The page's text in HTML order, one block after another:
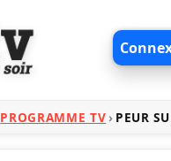
PROGRAMME TV PEUR